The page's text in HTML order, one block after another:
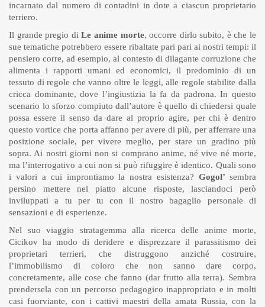
incarnato dal numero di contadini in dote a ciascun proprietario
terriero.
Il grande pregio diLe anime morte, occorre dirlo subito, è che le
sue tematiche potrebbero essere ribaltate pari pari ai nostri tempi: il
pensiero corre, ad esempio, al contesto di dilagante corruzione che
alimenta i rapporti umani ed economici, il predominio di un
tessuto di regole che vanno oltre le leggi, alle regole stabilite dalla
cricca dominante, dove l’ingiustizia la fa da padrona. In questo
scenario lo sforzo compiuto dall’autore è quello di chiedersi quale
possa essere il senso da dare al proprio agire, per chi è dentro
questo vortice che porta affanno per avere di più, per afferrare una
posizione sociale, per vivere meglio, per stare un gradino più
sopra. Ai nostri giorni non si comprano anime, né vive né morte,
ma l’interrogativo a cui non si può rifuggire è identico. Quali sono
i valori a cui improntiamo la nostra esistenza?Gogol’sembra
persino mettere nel piatto alcune risposte, lasciandoci però
inviluppati a tu per tu con il nostro bagaglio personale di
sensazioni e di esperienze.
Nel suo viaggio stratagemma alla ricerca delle anime morte,
Cicikov ha modo di deridere e disprezzare il parassitismo dei
proprietari terrieri, che distruggono anziché costruire,
l’immobilismo di coloro che non sanno dare corpo,
concretamente, alle cose che fanno (dar frutto alla terra). Sembra
prendersela con un percorso pedagogico inappropriato e in molti
casi fuorviante, con i cattivi maestri della amata Russia, con la